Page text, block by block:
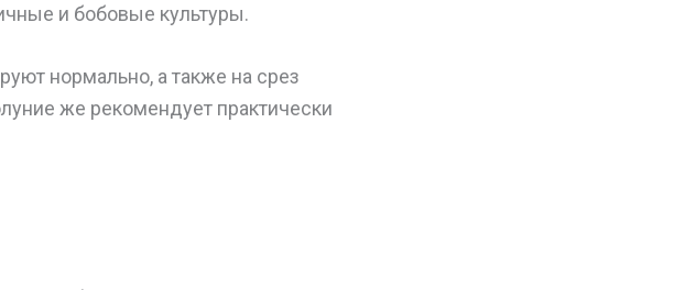
и бобовые культуры.
нормально, а также на срез
же рекомендует практически